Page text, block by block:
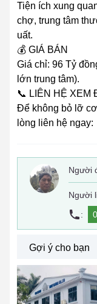
Tiện ích xung
chợ, trung tâm
uất.
💰 GIÁ BÁN
Giá chỉ: 96 Tỷ
lớn trung tâm).
📞 LIÊN HỆ XEM
Để không bỏ lỡ
lòng liên hệ ngay:
Người
Người
:
Gợi ý cho bạn